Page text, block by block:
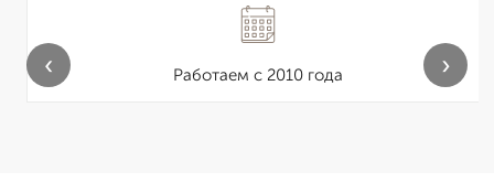
Работаем с 2010 года
‹ ›